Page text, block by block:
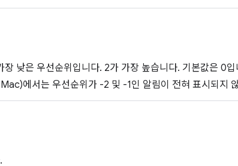
낮은 우선순위입니다. 2가 가장 높습니다. 기본값은 0입
에서는 우선순위가 -2 및 -1인 알림이 전혀 표시되지